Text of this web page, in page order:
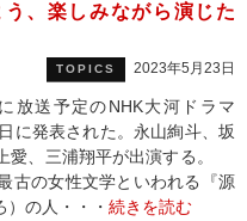
う、楽しみながら演じた
TOPICS 2023年5月23日
放送予定のNHK大河ドラマ
に発表された。永山絢斗、坂
愛、三浦翔平が出演する。
古の女性文学といわれる『源
の人・・・ 続きを読む